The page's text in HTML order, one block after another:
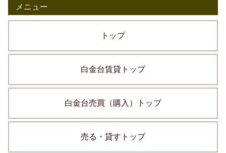
メニュー
トップ
白金台賃貸トップ
白金台売買（購入）トップ
売る・貸すトップ